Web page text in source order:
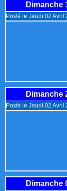
Dimanche
Posté le Jeudi 02 Avril
Dimanche
Posté le Jeudi 02 Avril
Dimanche